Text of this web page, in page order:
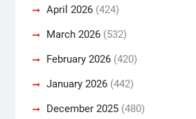
April 2026(424)
March 2026(532)
February 2026(420)
January 2026(442)
December 2025(480)